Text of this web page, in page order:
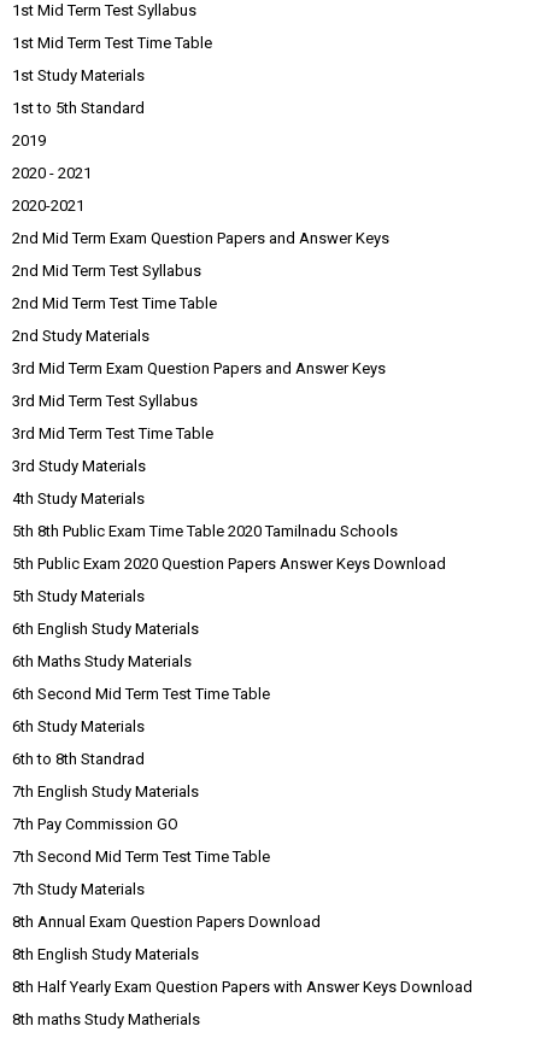
1st Mid Term Test Syllabus
1st Mid Term Test Time Table
1st Study Materials
1st to 5th Standard
2019
2020 - 2021
2020-2021
2nd Mid Term Exam Question Papers and Answer Keys
2nd Mid Term Test Syllabus
2nd Mid Term Test Time Table
2nd Study Materials
3rd Mid Term Exam Question Papers and Answer Keys
3rd Mid Term Test Syllabus
3rd Mid Term Test Time Table
3rd Study Materials
4th Study Materials
5th 8th Public Exam Time Table 2020 Tamilnadu Schools
5th Public Exam 2020 Question Papers Answer Keys Download
5th Study Materials
6th English Study Materials
6th Maths Study Materials
6th Second Mid Term Test Time Table
6th Study Materials
6th to 8th Standrad
7th English Study Materials
7th Pay Commission GO
7th Second Mid Term Test Time Table
7th Study Materials
8th Annual Exam Question Papers Download
8th English Study Materials
8th Half Yearly Exam Question Papers with Answer Keys Download
8th maths Study Matherials